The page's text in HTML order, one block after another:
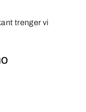
trenger vi